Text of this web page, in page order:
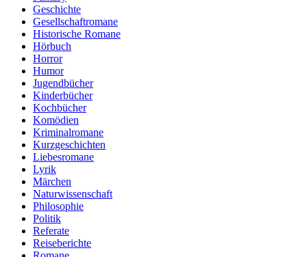
Geschichte
Gesellschaftromane
Historische Romane
Hörbuch
Horror
Humor
Jugendbücher
Kinderbücher
Kochbücher
Komödien
Kriminalromane
Kurzgeschichten
Liebesromane
Lyrik
Märchen
Naturwissenschaft
Philosophie
Politik
Referate
Reiseberichte